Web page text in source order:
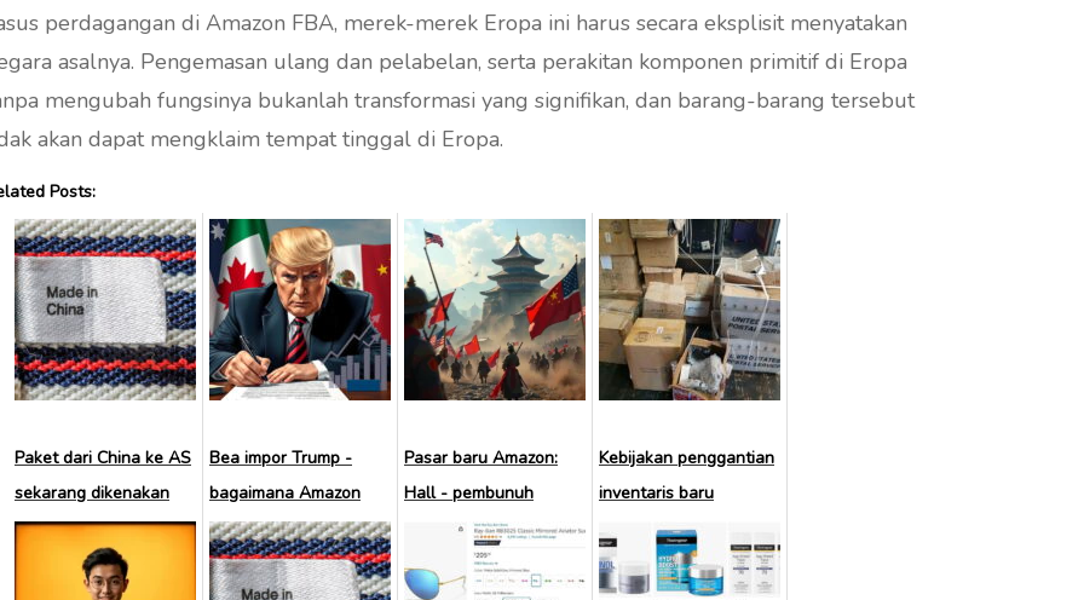
perdagangan di Amazon FBA, merek-merek Eropa ini harus secara eksplisit menyatakan
Pengemasan ulang dan pelabelan, serta perakitan komponen primitif di Eropa
mengubah fungsinya bukanlah transformasi yang signifikan, dan barang-barang tersebut
akan dapat mengklaim tempat tinggal di Eropa.
Posts:
Paket dari China ke AS
sekarang dikenakan
pajak
Bea impor Trump -
bagaimana Amazon
akan terpengaruh
Pasar baru Amazon:
Hall - pembunuh
Kebijakan penggantian
inventaris baru
Amazon: bersiaplah
untuk kerugian